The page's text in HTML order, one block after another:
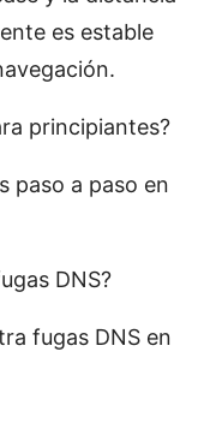
es estable
principiantes?
paso a paso en
DNS?
fugas DNS en